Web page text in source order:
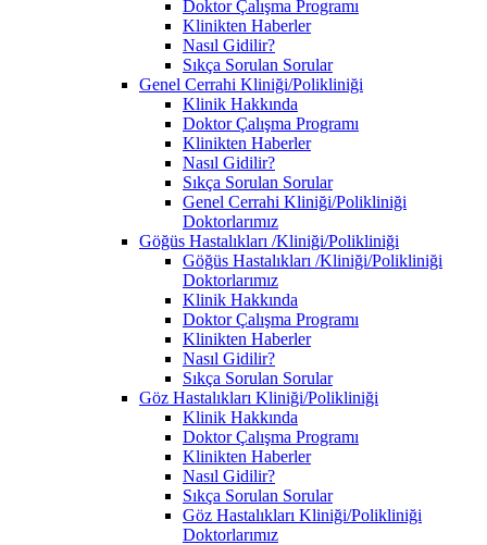
Doktor Çalışma Programı
Klinikten Haberler
Nasıl Gidilir?
Sıkça Sorulan Sorular
Genel Cerrahi Kliniği/Polikliniği
Klinik Hakkında
Doktor Çalışma Programı
Klinikten Haberler
Nasıl Gidilir?
Sıkça Sorulan Sorular
Genel Cerrahi Kliniği/Polikliniği
Doktorlarımız
Göğüs Hastalıkları /Kliniği/Polikliniği
Göğüs Hastalıkları /Kliniği/Polikliniği
Doktorlarımız
Klinik Hakkında
Doktor Çalışma Programı
Klinikten Haberler
Nasıl Gidilir?
Sıkça Sorulan Sorular
Göz Hastalıkları Kliniği/Polikliniği
Klinik Hakkında
Doktor Çalışma Programı
Klinikten Haberler
Nasıl Gidilir?
Sıkça Sorulan Sorular
Göz Hastalıkları Kliniği/Polikliniği
Doktorlarımız